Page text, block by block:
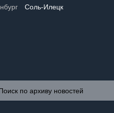
Соль-Илецк